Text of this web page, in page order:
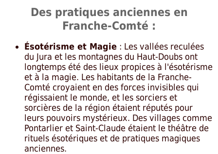
Des pratiques anciennes en
Franche-Comté :
Ésotérisme et Magie : Les vallées reculées
du Jura et les montagnes du Haut-Doubs ont
longtemps été des lieux propices à l'ésotérisme
et à la magie. Les habitants de la Franche-
Comté croyaient en des forces invisibles qui
régissaient le monde, et les sorciers et
sorcières de la région étaient réputés pour
leurs pouvoirs mystérieux. Des villages comme
Pontarlier et Saint-Claude étaient le théâtre de
rituels ésotériques et de pratiques magiques
anciennes.